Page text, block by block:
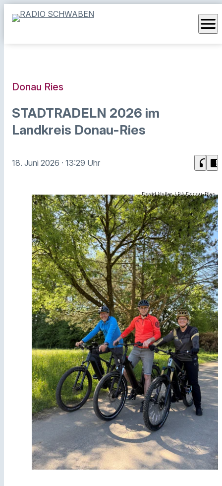
menu
Donau Ries
STADTRADELN 2026 im
Landkreis Donau-Ries
18. Juni 2026 · 13:29 Uhr headphones chrome_reader_mode
David Haller, LRA Donau-Ries